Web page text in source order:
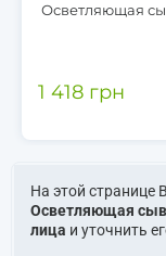
Осветляющая
1 418 грн
На этой странице
Осветляющая
лица и уточнить